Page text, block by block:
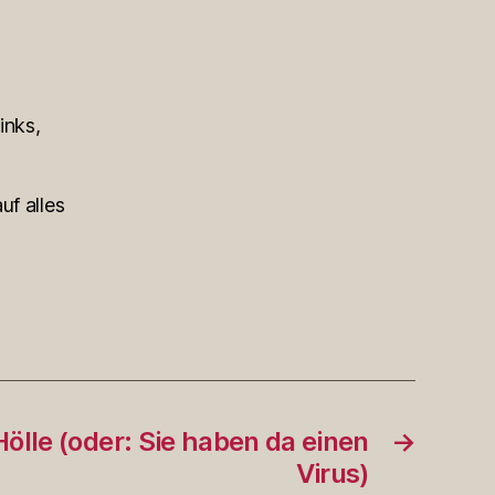
alles
→
(oder: Sie haben da einen
Virus)